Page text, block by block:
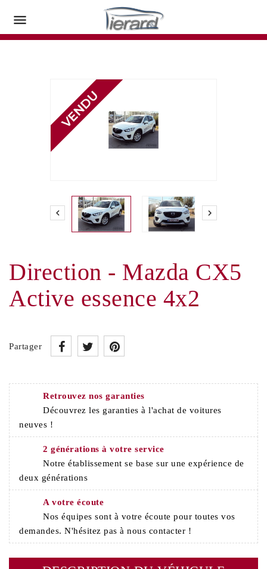

 
Direction - Mazda CX5
Active essence 4x2
Partager
Retrouvez nos garanties
Découvrez les garanties à l'achat de voitures
neuves !
2 générations à votre service
Notre établissement se base sur une expérience de
deux générations
A votre écoute
Nos équipes sont à votre écoute pour toutes vos
demandes. N'hésitez pas à nous contacter !